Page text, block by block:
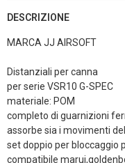
DESCRIZIONE
MARCA JJ AIRSOFT
Distanziali per canna
per serie VSR10 G-SPEC
materiale: POM
completo di guarnizioni
assorbe sia i movimenti
set doppio per bloccaggio
compatibile